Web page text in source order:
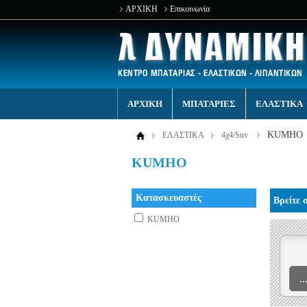
ΑΡΧΙΚΗ Επικοινωνία
ΑΡΧΙΚΗ ΜΠΑΤΑΡΙΕΣ ΕΛΑΣΤΙΚΑ
ΕΛΑΣΤΙΚΑ 4χ4/Suv KUMHO
KUMHO
Κατασκευαστές
KUMHO
Βρείτε